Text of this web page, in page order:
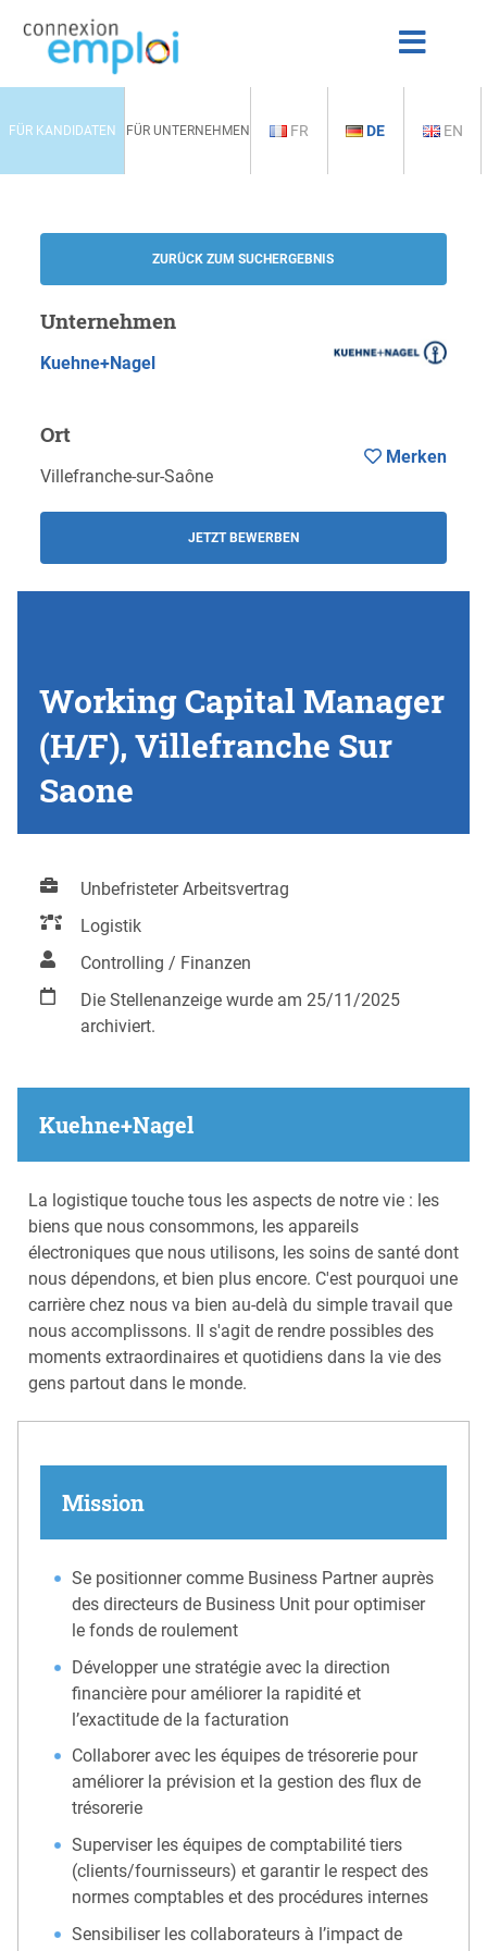
FÜR KANDIDATEN FÜR UNTERNEHMEN FR DE EN
ZURÜCK ZUM SUCHERGEBNIS
Unternehmen
Kuehne+Nagel
Ort
Villefranche-sur-Saône
JETZT BEWERBEN
Merken
Working Capital Manager
(H/F), Villefranche Sur
Saone
Unbefristeter Arbeitsvertrag
Logistik
Controlling / Finanzen
Die Stellenanzeige wurde am 25/11/2025
archiviert.
Kuehne+Nagel
La logistique touche tous les aspects de notre vie : les
biens que nous consommons, les appareils
électroniques que nous utilisons, les soins de santé dont
nous dépendons, et bien plus encore. C'est pourquoi une
carrière chez nous va bien au-delà du simple travail que
nous accomplissons. Il s'agit de rendre possibles des
moments extraordinaires et quotidiens dans la vie des
gens partout dans le monde.
Mission
Se positionner comme Business Partner auprès
des directeurs de Business Unit pour optimiser
le fonds de roulement
Développer une stratégie avec la direction
financière pour améliorer la rapidité et
l’exactitude de la facturation
Collaborer avec les équipes de trésorerie pour
améliorer la prévision et la gestion des flux de
trésorerie
Superviser les équipes de comptabilité tiers
(clients/fournisseurs) et garantir le respect des
normes comptables et des procédures internes
Sensibiliser les collaborateurs à l’impact de